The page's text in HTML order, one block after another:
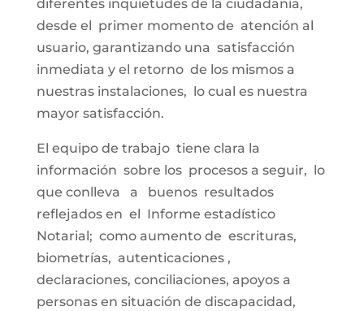
diferentes inquietudes de la ciudadanía,
desde el primer momento de atención al
usuario, garantizando una satisfacción
inmediata y el retorno de los mismos a
nuestras instalaciones, lo cual es nuestra
mayor satisfacción.
El equipo de trabajo tiene clara la
información sobre los procesos a seguir, lo
que conlleva a buenos resultados
reflejados en el Informe estadístico
Notarial; como aumento de escrituras,
biometrías, autenticaciones ,
declaraciones, conciliaciones, apoyos a
personas en situación de discapacidad,